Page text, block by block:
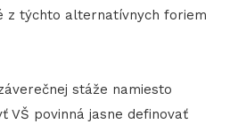
z týchto alternatívnych foriem
stáže namiesto
VŠ povinná jasne definovať